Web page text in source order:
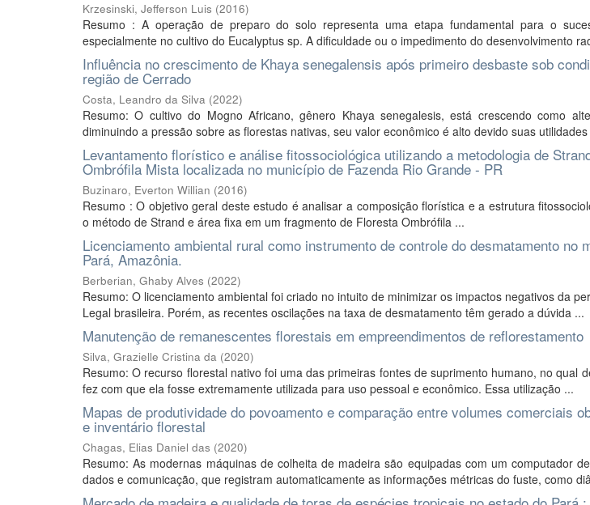
Krzesinski, Jefferson Luis (2016)
Resumo : A operação de preparo do solo representa uma etapa fundamental para o
especialmente no cultivo do Eucalyptus sp. A dificuldade ou o impedimento do desenvolvimento
Influência no crescimento de Khaya senegalensis após primeiro desbaste sob
região de Cerrado
Costa, Leandro da Silva (2022)
Resumo: O cultivo do Mogno Africano, gênero Khaya senegalesis, está crescendo como
diminuindo a pressão sobre as florestas nativas, seu valor econômico é alto devido suas
Levantamento florístico e análise fitossociológica utilizando a metodologia de
Ombrófila Mista localizada no município de Fazenda Rio Grande - PR
Buzinaro, Everton Willian (2016)
Resumo : O objetivo geral deste estudo é analisar a composição florística e a estrutura
o método de Strand e área fixa em um fragmento de Floresta Ombrófila ...
Licenciamento ambiental rural como instrumento de controle do desmatamento no
Pará, Amazônia.
Berberian, Ghaby Alves (2022)
Resumo: O licenciamento ambiental foi criado no intuito de minimizar os impactos negativos da
Legal brasileira. Porém, as recentes oscilações na taxa de desmatamento têm gerado a dúvida ...
Manutenção de remanescentes florestais em empreendimentos de reflorestamento
Silva, Grazielle Cristina da (2020)
Resumo: O recurso florestal nativo foi uma das primeiras fontes de suprimento humano, no qual
fez com que ela fosse extremamente utilizada para uso pessoal e econômico. Essa utilização ...
Mapas de produtividade do povoamento e comparação entre volumes comerciais
e inventário florestal
Chagas, Elias Daniel das (2020)
Resumo: As modernas máquinas de colheita de madeira são equipadas com um computador
dados e comunicação, que registram automaticamente as informações métricas do fuste, como